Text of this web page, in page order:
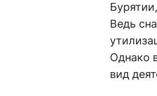
Ведь
Однако
вид